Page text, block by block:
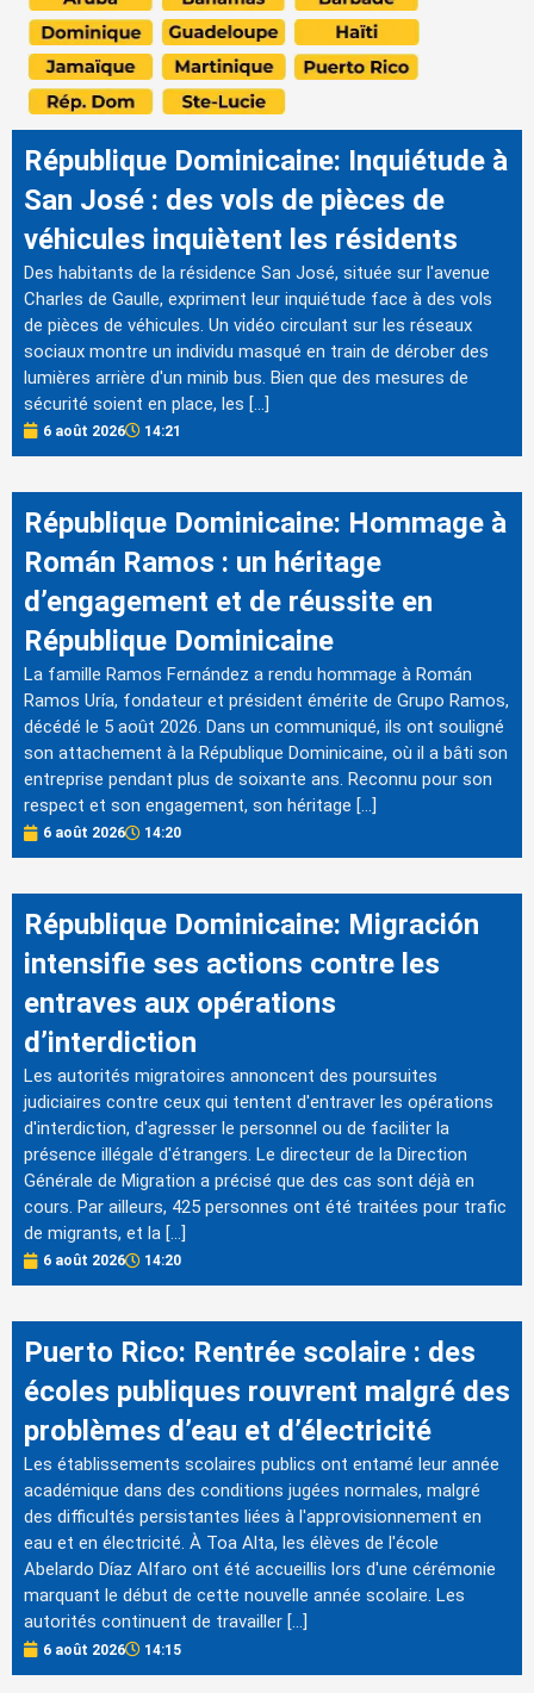
République Dominicaine: Inquiétude à
San José : des vols de pièces de
véhicules inquiètent les résidents
Des habitants de la résidence San José, située sur l'avenue
Charles de Gaulle, expriment leur inquiétude face à des vols
de pièces de véhicules. Un vidéo circulant sur les réseaux
sociaux montre un individu masqué en train de dérober des
lumières arrière d'un minib bus. Bien que des mesures de
sécurité soient en place, les […]
6 août 2026 14:21
République Dominicaine: Hommage à
Román Ramos : un héritage
d’engagement et de réussite en
République Dominicaine
La famille Ramos Fernández a rendu hommage à Román
Ramos Uría, fondateur et président émérite de Grupo Ramos,
décédé le 5 août 2026. Dans un communiqué, ils ont souligné
son attachement à la République Dominicaine, où il a bâti son
entreprise pendant plus de soixante ans. Reconnu pour son
respect et son engagement, son héritage […]
6 août 2026 14:20
République Dominicaine: Migración
intensifie ses actions contre les
entraves aux opérations
d’interdiction
Les autorités migratoires annoncent des poursuites
judiciaires contre ceux qui tentent d'entraver les opérations
d'interdiction, d'agresser le personnel ou de faciliter la
présence illégale d'étrangers. Le directeur de la Direction
Générale de Migration a précisé que des cas sont déjà en
cours. Par ailleurs, 425 personnes ont été traitées pour trafic
de migrants, et la […]
6 août 2026 14:20
Puerto Rico: Rentrée scolaire : des
écoles publiques rouvrent malgré des
problèmes d’eau et d’électricité
Les établissements scolaires publics ont entamé leur année
académique dans des conditions jugées normales, malgré
des difficultés persistantes liées à l'approvisionnement en
eau et en électricité. À Toa Alta, les élèves de l'école
Abelardo Díaz Alfaro ont été accueillis lors d'une cérémonie
marquant le début de cette nouvelle année scolaire. Les
autorités continuent de travailler […]
6 août 2026 14:15